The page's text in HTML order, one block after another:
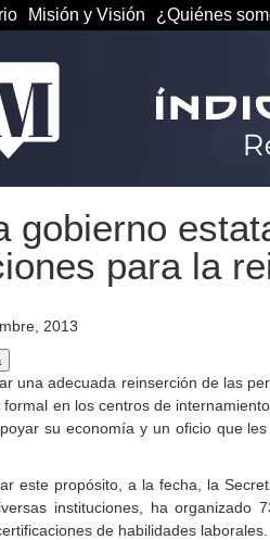
Misión y Visión ¿Quiénes
gobierno
para la
2013
una adecuada reinserción de las
formal en los centros de
su economía y un oficio que
este propósito, a la fecha, la
instituciones, ha
de habilidades laborales.